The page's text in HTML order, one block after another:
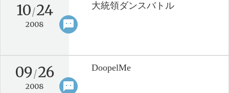
sms
10/24
2008
大統領ダンスバトル
keyboard_arrow_right
sms
09/26
2008
DoopelMe
keyboard_arrow_right